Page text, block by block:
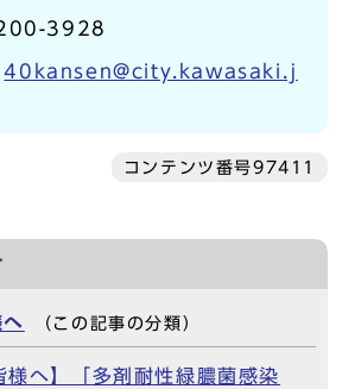
3928
40kansen@city.kawasaki.j
コンテンツ番号97411
（この記事の分類）
様へ】「多剤耐性緑膿菌感染